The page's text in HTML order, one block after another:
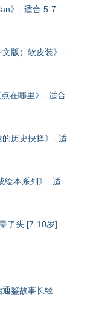
》- 适合 5-7
版）软皮装》-
在哪里》- 适合
历史抉择》- 适
绘本系列》- 适
了头 [7-10岁]
鉴故事长经